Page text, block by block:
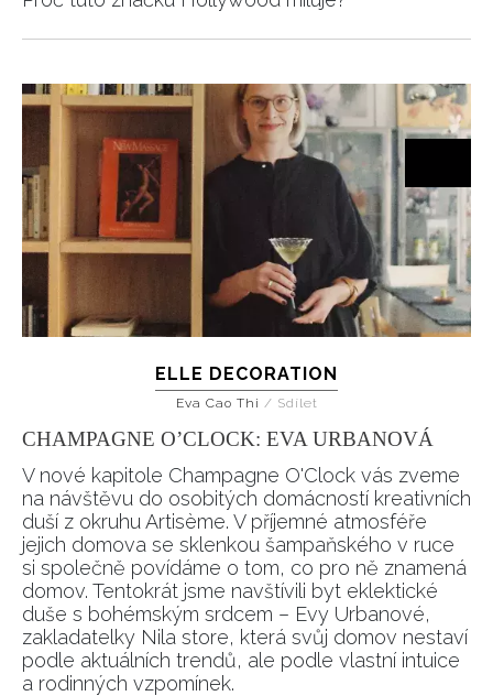
ELLE DECORATION
Eva Cao Thi / Sdílet
CHAMPAGNE O’CLOCK: EVA URBANOVÁ
V nové kapitole Champagne O'Clock vás zveme
na návštěvu do osobitých domácností kreativních
duší z okruhu Artisème. V příjemné atmosféře
jejich domova se sklenkou šampaňského v ruce
si společně povídáme o tom, co pro ně znamená
domov. Tentokrát jsme navštívili byt eklektické
duše s bohémským srdcem – Evy Urbanové,
zakladatelky Nila store, která svůj domov nestaví
podle aktuálních trendů, ale podle vlastní intuice
a rodinných vzpomínek.